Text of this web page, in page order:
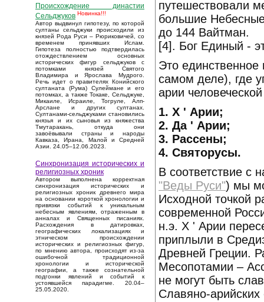
Происхождение династии
Сельджуков Новинка!!!
Автор выдвинул гипотезу, по которой
султаны сельджуки происходили из
князей Рода Руси – Рюриковичей, со
временем принявших Ислам.
Гипотеза полностью подтвердилась
отождествлением основных
исторических фигур сельджуков с
потомками князей Святого
Владимира и Ярослава Мудрого.
Речь идет о правителях Конийского
султаната (Рума) Сулеймане и его
потомках, а также Токаке, Сельджуке,
Микаиле, Исраиле, Тогруле, Алп-
Арслане и других султанах.
Султанами-сельджуками становились
князья и их сыновья из княжества
Тмутаракань, откуда они
завоёвывали страны и народы
Кавказа, Ирана, Малой и Средней
Азии. 24.05–12.06.2023.
Синхронизация исторических и
религиозных хроник
Автором выполнена корректная
синхронизация исторических и
религиозных хроник древнего мира
на основании короткой хронологии и
привязки событий к уникальным
небесным явлениям, отраженным в
анналах и Священных писаниях.
Расхождения в датировках,
географических локализациях и
этническом происхождении
исторических и религиозных фигур,
по мнению автора, происходят из-за
ошибочной традиционной
хронологии и исторической
географии, а также сознательной
подгонки явлений и событий к
устоявшейся парадигме. 20.04–
25.05.2020.
путешествовали
большие
до 144 Вайтман.
[4]. Бог Единый -
Это единственное
самом деле), где
арии
1. Х ' Арии;
2. Да ' Арии;
3. Рассены;
4. Святорусы.
В соответствие с
"Веды Руси") мы
Исходной точкой
современной
н.э. Х ' Арии
приплыли в
Древней Греции.
Месопотамии –
не могут быть
Славяно-